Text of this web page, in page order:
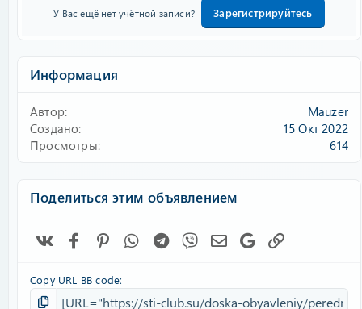
У Вас ещё нет учётной записи? Зарегистрируйтесь
Информация
Автор
Mauzer
Создано
15 Окт 2022
Просмотры
614
Поделиться этим объявлением
FacebookPinterestWhatsAppTelegram
Viber Электронная почта
Google
Copy URL BB code